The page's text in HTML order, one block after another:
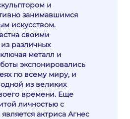
и
занимавшимся
искусством.
своими
различных
металл и
экспонировались
по всему миру, и
одной из великих
времени. Еще
личностью с
актриса Агнес